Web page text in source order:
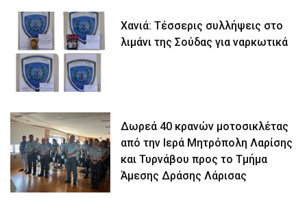
Χανιά: Τέσσερις συλλήψεις στο
λιμάνι της Σούδας για ναρκωτικά
Δωρεά 40 κρανών μοτοσικλέτας
από την Ιερά Μητρόπολη Λαρίσης
και Τυρνάβου προς το Τμήμα
Άμεσης Δράσης Λάρισας